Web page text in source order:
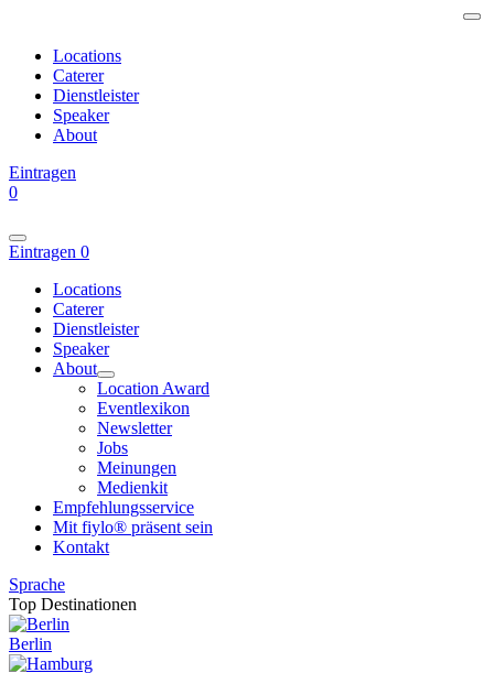
Locations
Caterer
Dienstleister
Speaker
About
Eintragen
0
Eintragen 0
Locations
Caterer
Dienstleister
Speaker
About
Location Award
Eventlexikon
Newsletter
Jobs
Meinungen
Medienkit
Empfehlungsservice
Mit fiylo® präsent sein
Kontakt
Sprache
Top Destinationen
Berlin